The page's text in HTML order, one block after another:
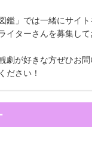
鑑」では一緒にサイ
イターさんを募集して
劇が好きな方ぜひお
ださい！